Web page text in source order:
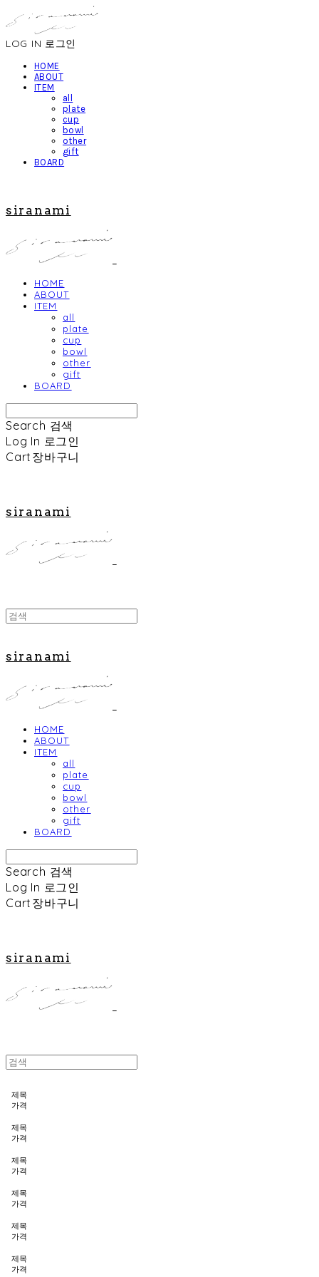
LOG IN 로그인
HOME
ABOUT
ITEM
all
plate
cup
bowl
other
gift
BOARD
siranami
HOME
ABOUT
ITEM
all
plate
cup
bowl
other
gift
BOARD
Search 검색
Log In 로그인
Cart 장바구니
siranami
siranami
HOME
ABOUT
ITEM
all
plate
cup
bowl
other
gift
BOARD
Search 검색
Log In 로그인
Cart 장바구니
siranami
제목
가격
제목
가격
제목
가격
제목
가격
제목
가격
제목
가격